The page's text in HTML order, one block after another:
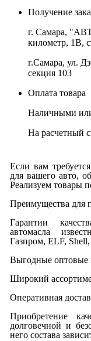
Получение
г. Самара,
километр, 1В,
г.Самара, ул.
секция 103
Оплата товара
Наличными
На расчетный
Если вам
для вашего авто,
Реализуем товары
Преимущества для
Гарантии
автомасла
Газпром, ELF,
Выгодные оптовые
Широкий
Оперативная
Приобретение
долговечной и
него состава